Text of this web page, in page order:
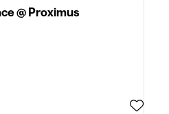
@ Proximus